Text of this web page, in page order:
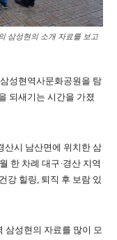
삼성현의 소개 자료를 보고
성현역사문화공원을 탐
되새기는 시간을 가졌
산시 남산면에 위치한 삼
한 차례 대구·경산 지역
강 힐링, 퇴직 후 보람 있
삼성현의 자료를 많이 모